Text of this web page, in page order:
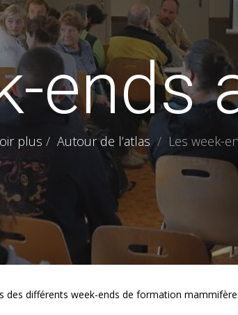
ends
plus Autour de l’atlas Les week-
différents week-ends de formation